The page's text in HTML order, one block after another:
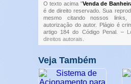
O texto acima "Venda de
é de direito reservado. Sua
mesmo citando nossos
autorização do autor. Plágio é
artigo 184 do Código Penal. –
direitos autorais
Veja Também